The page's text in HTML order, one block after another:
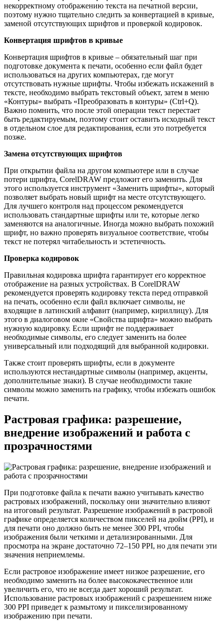
некорректному отображению текста на печатной версии,
поэтому нужно тщательно следить за конвертацией в кривые,
заменой отсутствующих шрифтов и проверкой кодировок.
Конвертация шрифтов в кривые
Конвертация шрифтов в кривые – обязательный шаг при
подготовке документа к печати, особенно если файл будет
использоваться на других компьютерах, где могут
отсутствовать нужные шрифты. Чтобы избежать искажений в
тексте, необходимо выбрать текстовый объект, затем в меню
«Контуры» выбрать «Преобразовать в контуры» (Ctrl+Q).
Важно помнить, что после этой операции текст перестает
быть редактируемым, поэтому стоит оставить исходный текст
в отдельном слое для редактирования, если это потребуется
позже.
Замена отсутствующих шрифтов
При открытии файла на другом компьютере или в случае
потери шрифта, CorelDRAW предложит его заменить. Для
этого используется инструмент «Заменить шрифты», который
позволяет выбрать новый шрифт на месте отсутствующего.
Для лучшего контроля над процессом рекомендуется
использовать стандартные шрифты или те, которые легко
заменяются на аналогичные. Иногда можно выбрать похожий
шрифт, но важно проверять визуальное соответствие, чтобы
текст не потерял читабельность и эстетичность.
Проверка кодировок
Правильная кодировка шрифта гарантирует его корректное
отображение на разных устройствах. В CorelDRAW
рекомендуется проверять кодировку текста перед отправкой
на печать, особенно если файл включает символы, не
входящие в латинский алфавит (например, кириллицу). Для
этого в диалоговом окне «Свойства шрифта» можно выбрать
нужную кодировку. Если шрифт не поддерживает
необходимые символы, его следует заменить на более
универсальный или подходящий для выбранной кодировки.
Также стоит проверять шрифты, если в документе
используются нестандартные символы (например, акценты,
дополнительные знаки). В случае необходимости такие
символы можно заменить на графику, чтобы избежать ошибок
печати.
Растровая графика: разрешение,
внедрение изображений и работа с
прозрачностями
При подготовке файла к печати важно учитывать качество
растровых изображений, поскольку они значительно влияют
на итоговый результат. Разрешение изображений в растровой
графике определяется количеством пикселей на дюйм (PPI), и
для печати оно должно быть не менее 300 PPI, чтобы
изображения были четкими и детализированными. Для
просмотра на экране достаточно 72–150 PPI, но для печати эти
значения неприемлемы.
Если растровое изображение имеет низкое разрешение, его
необходимо заменить на более высококачественное или
увеличить его, что не всегда дает хороший результат.
Использование растровых изображений с разрешением ниже
300 PPI приведет к размытому и пикселизированному
изображению при печати.